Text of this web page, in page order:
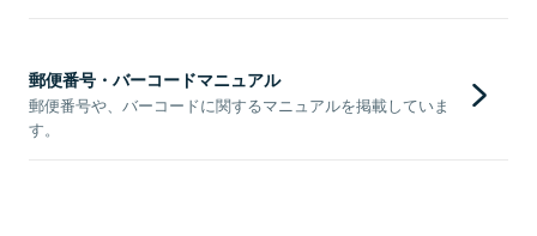
郵便番号・バーコードマニュアル
郵便番号や、バーコードに関するマニュアルを掲載していま
す。